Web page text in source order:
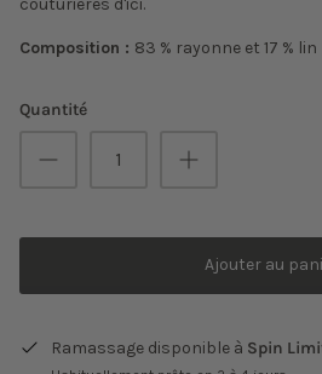
Composition : 83 % rayonne et 17 % lin
Quantité
Ajouter au
Ramassage disponible à Spin